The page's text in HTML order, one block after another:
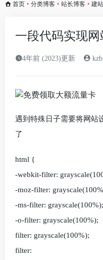
首页 • 分类博客 • 站长博客 • 建
一段代码实现
4年前 (2023)更新 kzb
遇到特殊日子需要将网站
了
html {
-webkit-filter:
-moz-filter:
-ms-filter: grayscale(100%);
-o-filter: grayscale(100%);
filter: grayscale(100%);
filter: